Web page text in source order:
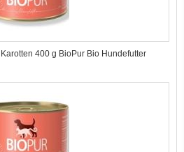
400 g BioPur Bio Hundefutter